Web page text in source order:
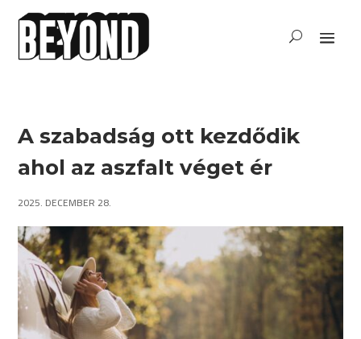
A szabadság ott kezdődik
ahol az aszfalt véget ér
2025. DECEMBER 28.